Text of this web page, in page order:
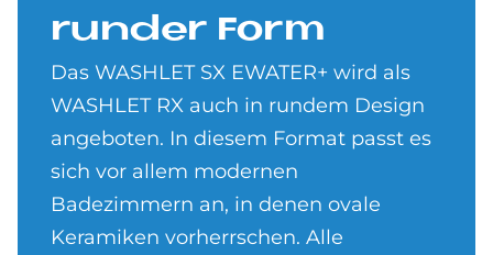
run­der Form
Das WASHLET SX EWATER+ wird als
WASHLET RX auch in rundem Design
angeboten. In diesem Format passt es
sich vor allem modernen
Badezimmern an, in denen ovale
Keramiken vorherrschen. Alle